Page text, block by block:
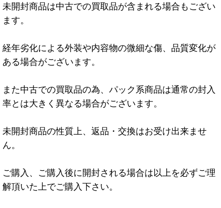
未開封商品は中古での買取品が含まれる場合もござい
ます。
経年劣化による外装や内容物の微細な傷、品質変化が
ある場合がございます。
また中古での買取品の為、パック系商品は通常の封入
率とは大きく異なる場合がございます。
未開封商品の性質上、返品・交換はお受け出来ませ
ん。
ご購入、ご購入後に開封される場合は以上を必ずご理
解頂いた上でご購入下さい。